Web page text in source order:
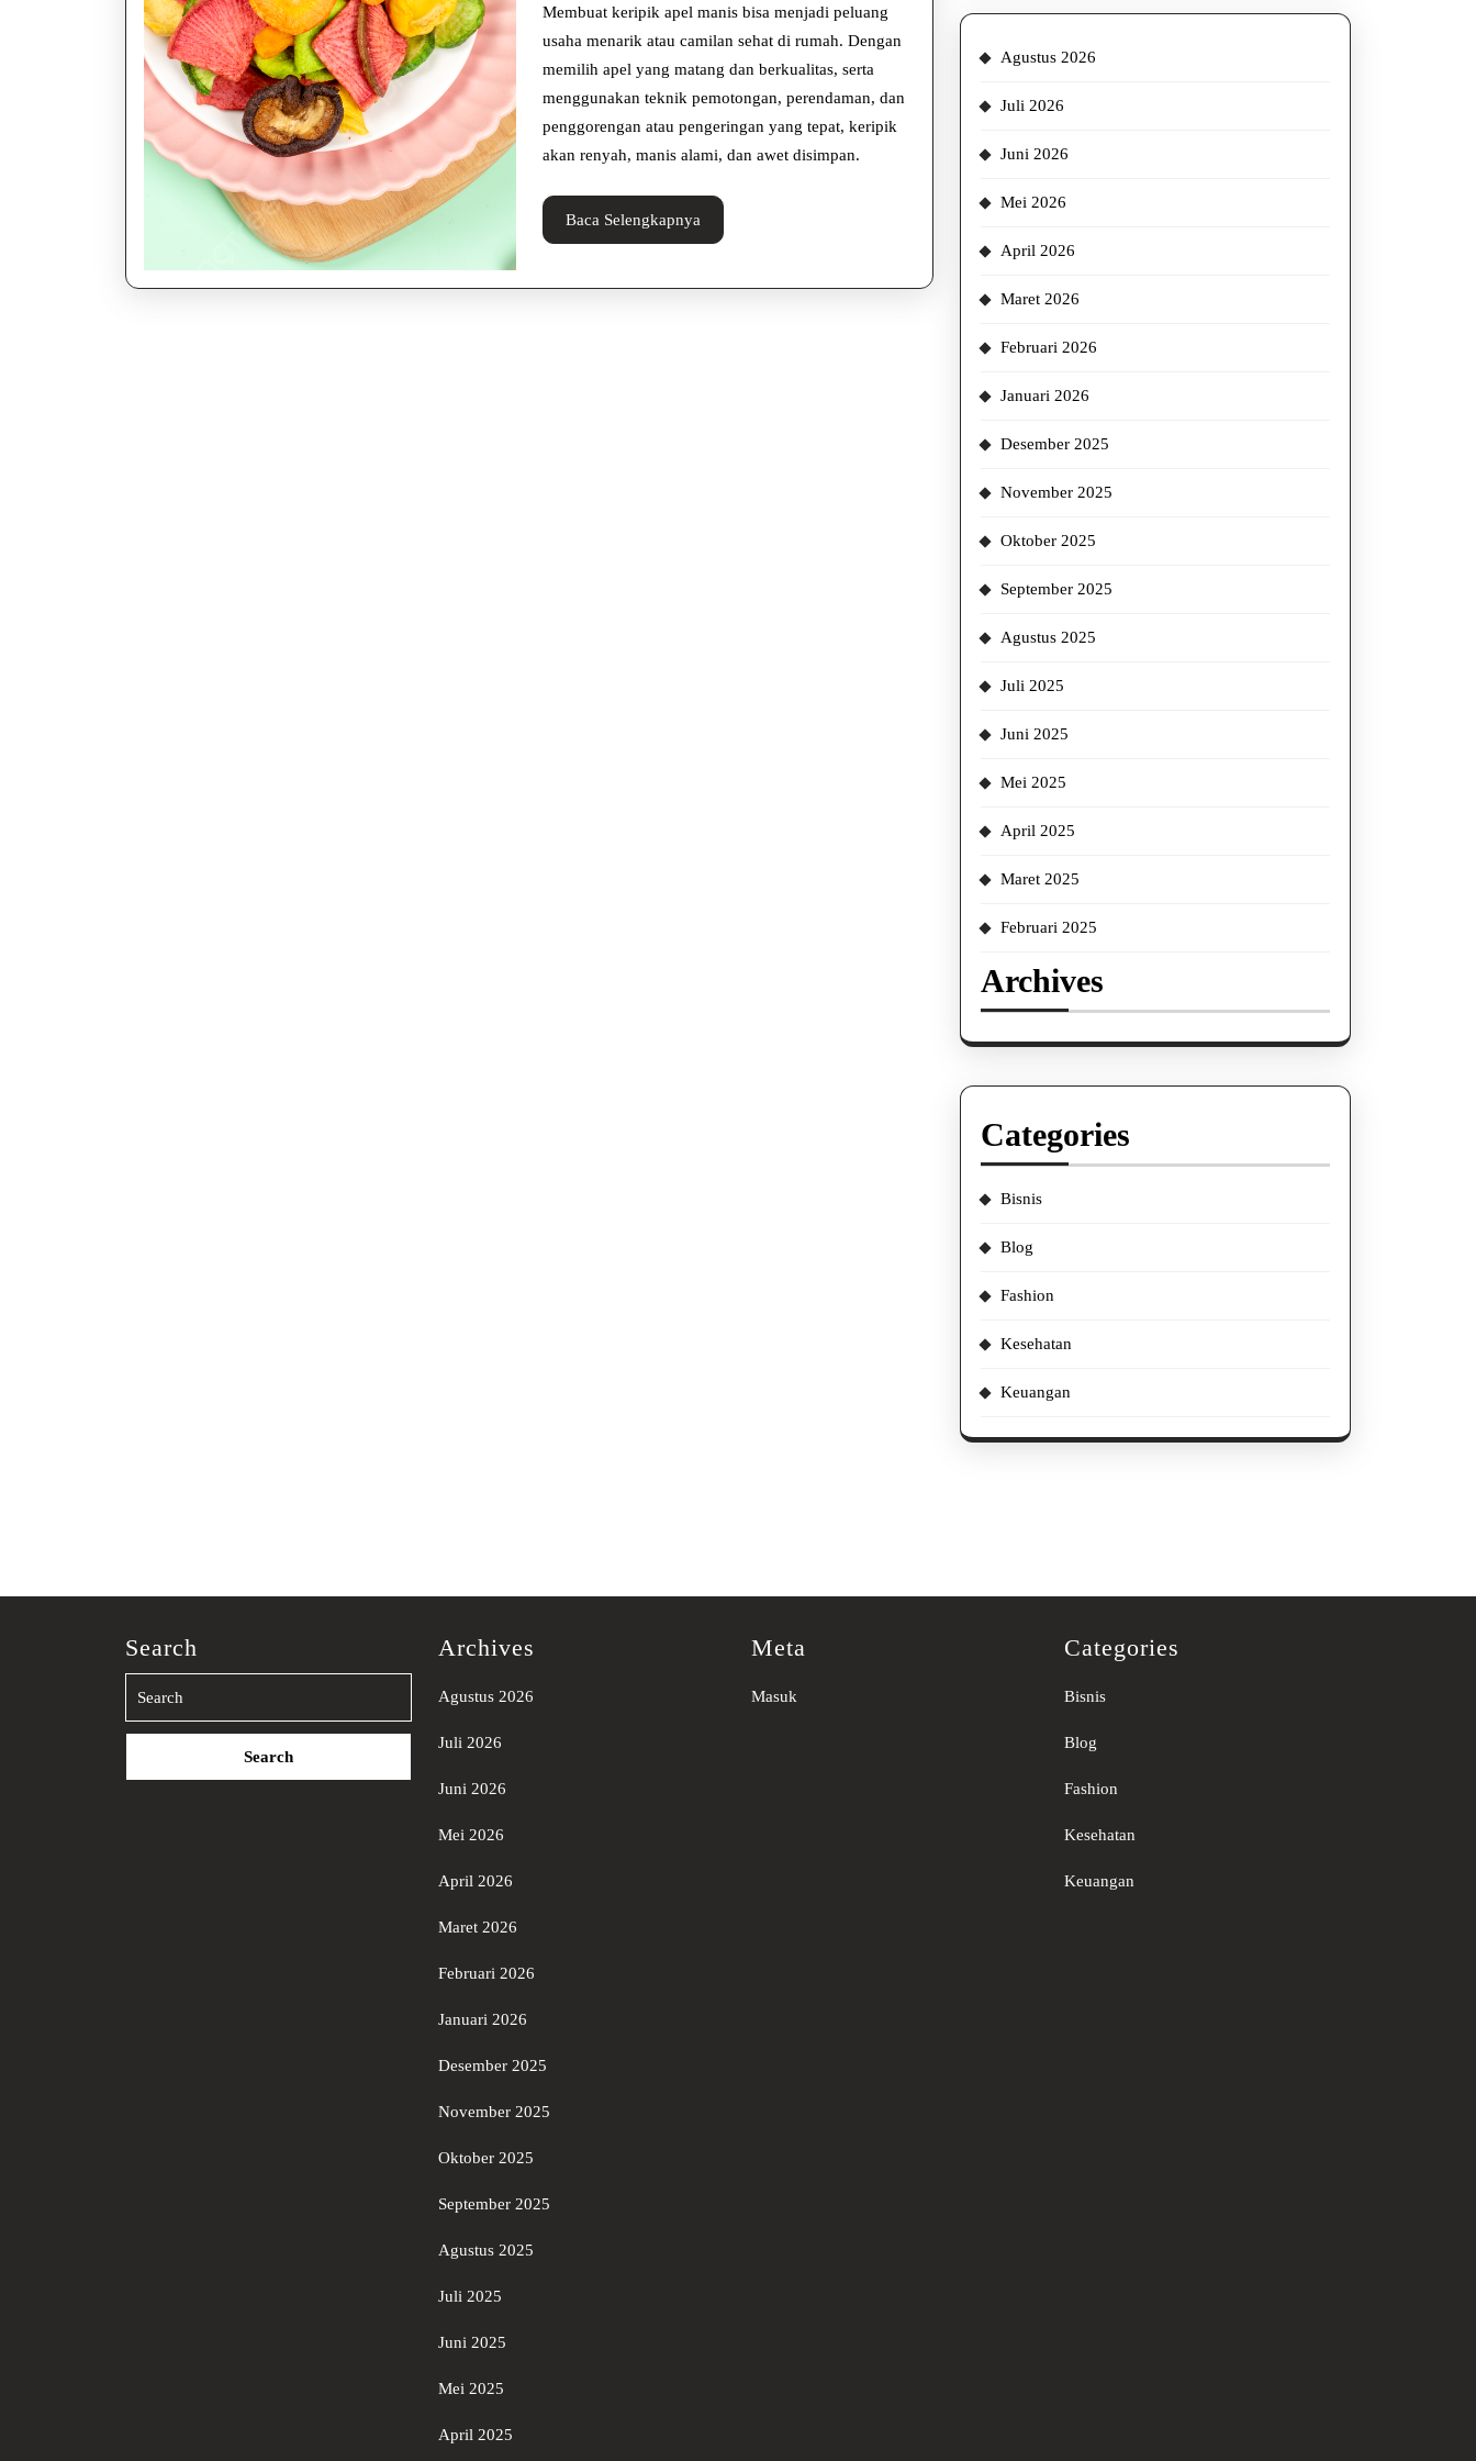
Manis
Renyah
dan
Sehat
Membuat keripik apel manis bisa menjadi peluang
usaha menarik atau camilan sehat di rumah. Dengan
memilih apel yang matang dan berkualitas, serta
menggunakan teknik pemotongan, perendaman, dan
penggorengan atau pengeringan yang tepat, keripik
akan renyah, manis alami, dan awet disimpan.
Baca Selengkapnya
Selengkapnya
Agustus 2026
Juli 2026
Juni 2026
Mei 2026
April 2026
Maret 2026
Februari 2026
Januari 2026
Desember 2025
November 2025
Oktober 2025
September 2025
Agustus 2025
Juli 2025
Juni 2025
Mei 2025
April 2025
Maret 2025
Februari 2025
Archives
Categories
Bisnis
Blog
Fashion
Kesehatan
Keuangan
Search
Search
Archives
Agustus 2026
Juli 2026
Juni 2026
Mei 2026
April 2026
Maret 2026
Februari 2026
Januari 2026
Desember 2025
November 2025
Oktober 2025
September 2025
Agustus 2025
Juli 2025
Juni 2025
Mei 2025
April 2025
Meta
Masuk
Categories
Bisnis
Blog
Fashion
Kesehatan
Keuangan